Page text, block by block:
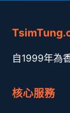
自1999年為
核心服務